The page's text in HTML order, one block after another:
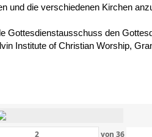
und die verschiedenen Kirchen
Gottesdienstausschuss den
Institute of Christian Worship,
von 36